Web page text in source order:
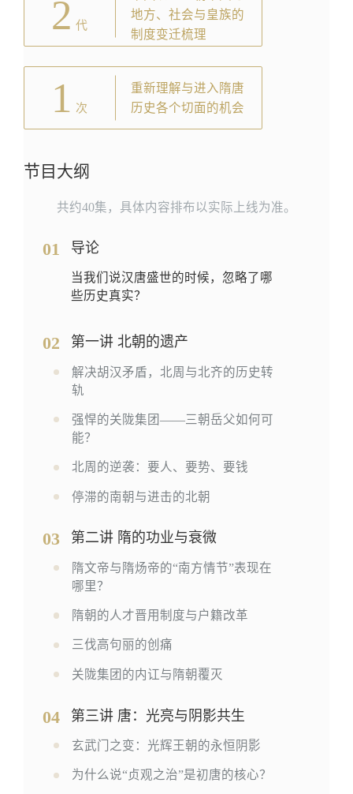
2 代
地方、社会与皇族的
制度变迁梳理
1 次
重新理解与进入隋唐
历史各个切面的机会
节目大纲
共约40集，具体内容排布以实际上线为准。
01 导论
当我们说汉唐盛世的时候，忽略了哪
些历史真实？
02 第一讲 北朝的遗产
解决胡汉矛盾，北周与北齐的历史转
轨
强悍的关陇集团——三朝岳父如何可
能？
北周的逆袭：要人、要势、要钱
停滞的南朝与进击的北朝
03 第二讲 隋的功业与衰微
隋文帝与隋炀帝的“南方情节”表现在
哪里？
隋朝的人才晋用制度与户籍改革
三伐高句丽的创痛
关陇集团的内讧与隋朝覆灭
04 第三讲 唐：光亮与阴影共生
玄武门之变：光辉王朝的永恒阴影
为什么说“贞观之治”是初唐的核心？